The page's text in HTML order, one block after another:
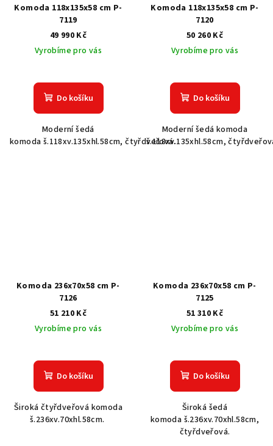
Komoda 118x135x58 cm P-
7119
49 990 Kč
Vyrobíme pro vás
Do košíku
Moderní šedá
komoda š.118xv.135xhl.58cm, čtyřdveřová.
Komoda 118x135x58 cm P-
7120
50 260 Kč
Vyrobíme pro vás
Do košíku
Moderní šedá komoda
š.118xv.135xhl.58cm,
Komoda 236x70x58 cm P-
7126
51 210 Kč
Vyrobíme pro vás
Do košíku
Široká čtyřdveřová komoda
š.236xv.70xhl.58cm.
Komoda 236x70x58 cm P-
7125
51 310 Kč
Vyrobíme pro vás
Do košíku
Široká šedá
komoda š.236xv.70xhl.58cm,
čtyřdveřová.